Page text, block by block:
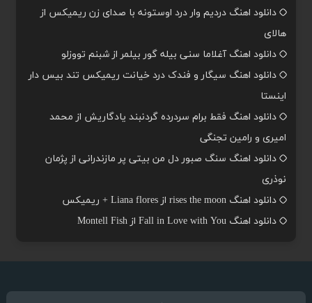
دانلود اهنگ دردیم وار درد اوستونه با صدای زن ریمیکس از
هالای
دانلود اهنگ آغلاما سنی بیله گور بیلمر از شبنم تووزلو
دانلود اهنگ سیگار و فندک درد خیانت ریمیکس تند بیس دار
اینستا
دانلود اهنگ فقط برام سردرده گردنبند یادگاریش از محمد
امیری و رامین تجنگی
دانلود اهنگ سنگ صبور دل من بیتی پر مازندرانی از پژمان
نوذری
دانلود اهنگ rises the moon از Liana flores + ریمیکس
دانلود اهنگ Fall in Love with You از Montell Fish